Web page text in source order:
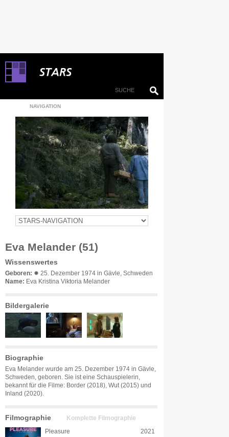
NAVIGATION
Eva Melander (51)
Wissenswertes
Geboren: ✹ 25. Dezember 1974 in Gävle, Schweden
Name: Eva Kristina Viktoria Melander
Bildergalerie
Biographie
Eva Melander wurde am 25. Dezember 1974 in Gävle,
Schweden, geboren. Sie ist eine Schauspielerin,
bekannt für die Filme: Border (2018), Wut (2015) und
Inland (2020).
Filmographie Komplette Filmographie
Pleasure 2021